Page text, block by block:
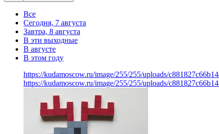
Все
Сегодня, 7 августа
Завтра, 8 августа
В эти выходные
В августе
В этом году
https://kudamoscow.ru/image/255/255/uploads/
https://kudamoscow.ru/image/255/255/uploads/